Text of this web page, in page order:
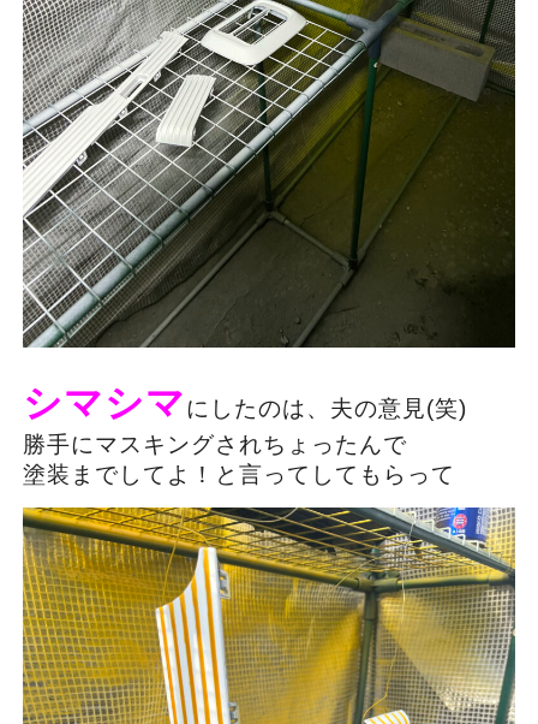
シマシマにしたのは、夫の意見(笑)
勝手にマスキングされちょったんで
塗装までしてよ！と言ってしてもらって